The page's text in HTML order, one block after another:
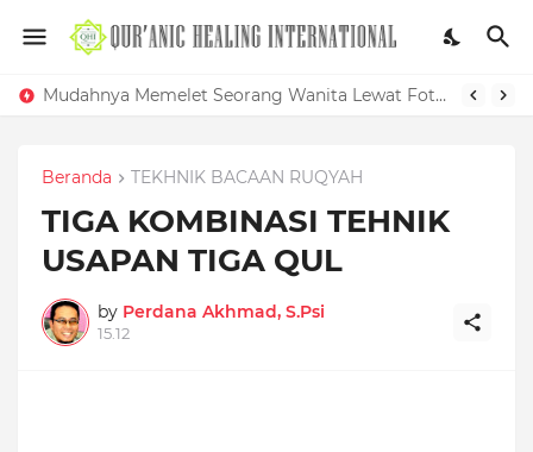
Mudahnya Memelet Seorang Wanita Lewat Foto di Facebook
Beranda TEKHNIK BACAAN RUQYAH
TIGA KOMBINASI TEHNIK
USAPAN TIGA QUL
by Perdana Akhmad, S.Psi
15.12